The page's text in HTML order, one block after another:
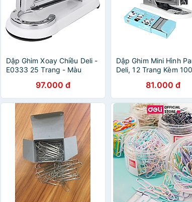
Dập Ghim Xoay Chiều Deli -
E0333 25 Trang - Màu
97.000 đ
Dập Ghim Mini Hình
Deli, 12 Trang Kèm
81.000 đ